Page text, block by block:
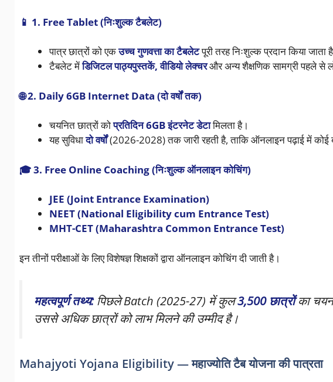
📱 1. Free Tablet (निःशुल्क टैबलेट)
पात्र छात्रों को एकउच्च गुणवत्ता का टैबलेटपूरी तरह निःशुल्क प्रदान किया जाता
टैबलेट मेंडिजिटल पाठ्यपुस्तकें, वीडियो लेक्चरऔर अन्य शैक्षणिक सामग्री पहले से
🌐 2. Daily 6GB Internet Data (दो वर्षों तक)
चयनित छात्रों कोप्रतिदिन 6GB इंटरनेट डेटामिलता है।
यह सुविधादो वर्षों(2026-2028) तक जारी रहती है, ताकि ऑनलाइन पढ़ाई में कोई
🎓 3. Free Online Coaching (निःशुल्क ऑनलाइन कोचिंग)
JEE (Joint Entrance Examination)
NEET (National Eligibility cum Entrance Test)
MHT-CET (Maharashtra Common Entrance Test)
इन तीनों परीक्षाओं के लिए विशेषज्ञ शिक्षकों द्वारा ऑनलाइन कोचिंग दी जाती है।
महत्वपूर्ण तथ्य:पिछले Batch (2025-27) में कुल3,500 छात्रोंका चयन
उससे अधिक छात्रों को लाभ मिलने की उम्मीद है।
Mahajyoti Yojana Eligibility — महाज्योति टैब योजना की पात्रता